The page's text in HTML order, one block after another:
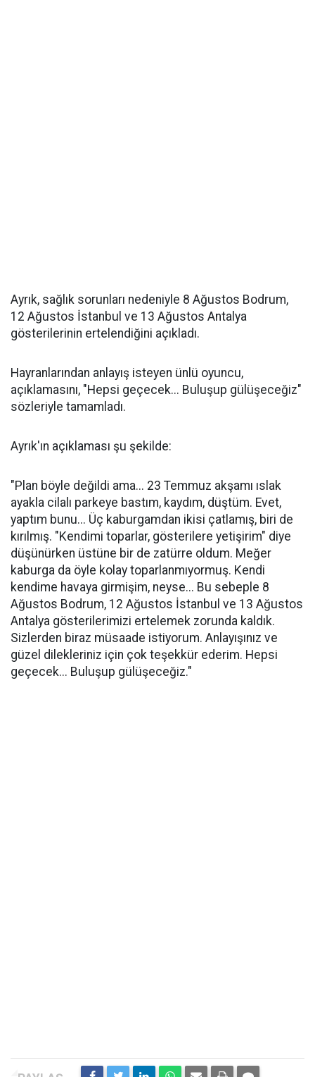
Ayrık, sağlık sorunları nedeniyle 8 Ağustos Bodrum,
12 Ağustos İstanbul ve 13 Ağustos Antalya
gösterilerinin ertelendiğini açıkladı.
Hayranlarından anlayış isteyen ünlü oyuncu,
açıklamasını, "Hepsi geçecek... Buluşup gülüşeceğiz"
sözleriyle tamamladı.
Ayrık'ın açıklaması şu şekilde:
"Plan böyle değildi ama... 23 Temmuz akşamı ıslak
ayakla cilalı parkeye bastım, kaydım, düştüm. Evet,
yaptım bunu... Üç kaburgamdan ikisi çatlamış, biri de
kırılmış. "Kendimi toparlar, gösterilere yetişirim" diye
düşünürken üstüne bir de zatürre oldum. Meğer
kaburga da öyle kolay toparlanmıyormuş. Kendi
kendime havaya girmişim, neyse... Bu sebeple 8
Ağustos Bodrum, 12 Ağustos İstanbul ve 13 Ağustos
Antalya gösterilerimizi ertelemek zorunda kaldık.
Sizlerden biraz müsaade istiyorum. Anlayışınız ve
güzel dilekleriniz için çok teşekkür ederim. Hepsi
geçecek... Buluşup gülüşeceğiz."